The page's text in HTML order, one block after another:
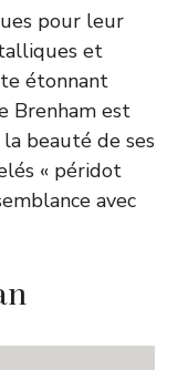
pour leur
et
étonnant
Brenham est
beauté de ses
« péridot
avec